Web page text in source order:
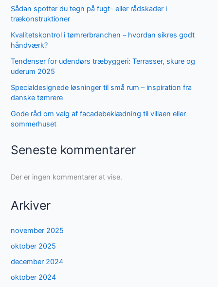
Sådan spotter du tegn på fugt- eller rådskader i
trækonstruktioner
Kvalitetskontrol i tømrerbranchen – hvordan sikres godt
håndværk?
Tendenser for udendørs træbyggeri: Terrasser, skure og
uderum 2025
Specialdesignede løsninger til små rum – inspiration fra
danske tømrere
Gode råd om valg af facadebeklædning til villaen eller
sommerhuset
Seneste kommentarer
Der er ingen kommentarer at vise.
Arkiver
november 2025
oktober 2025
december 2024
oktober 2024